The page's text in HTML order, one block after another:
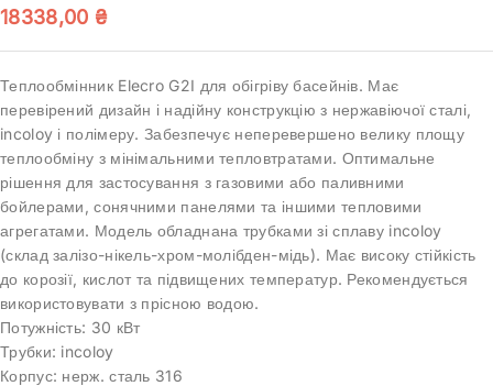
18338,00 ₴
Теплообмінник Elecro G2I для обігріву басейнів. Має
перевірений дизайн і надійну конструкцію з нержавіючої сталі,
incoloy і полімеру. Забезпечує неперевершено велику площу
теплообміну з мінімальними тепловтратами. Оптимальне
рішення для застосування з газовими або паливними
бойлерами, сонячними панелями та іншими тепловими
агрегатами. Модель обладнана трубками зі сплаву incoloy
(склад залізо-нікель-хром-молібден-мідь). Має високу стійкість
до корозії, кислот та підвищених температур. Рекомендується
використовувати з прісною водою.
Потужність: 30 кВт
Трубки: incoloy
Корпус: нерж. сталь 316